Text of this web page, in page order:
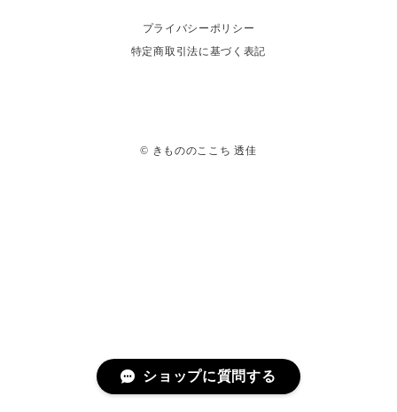
プライバシーポリシー
特定商取引法に基づく表記
© きもののここち 透佳
ショップに質問する